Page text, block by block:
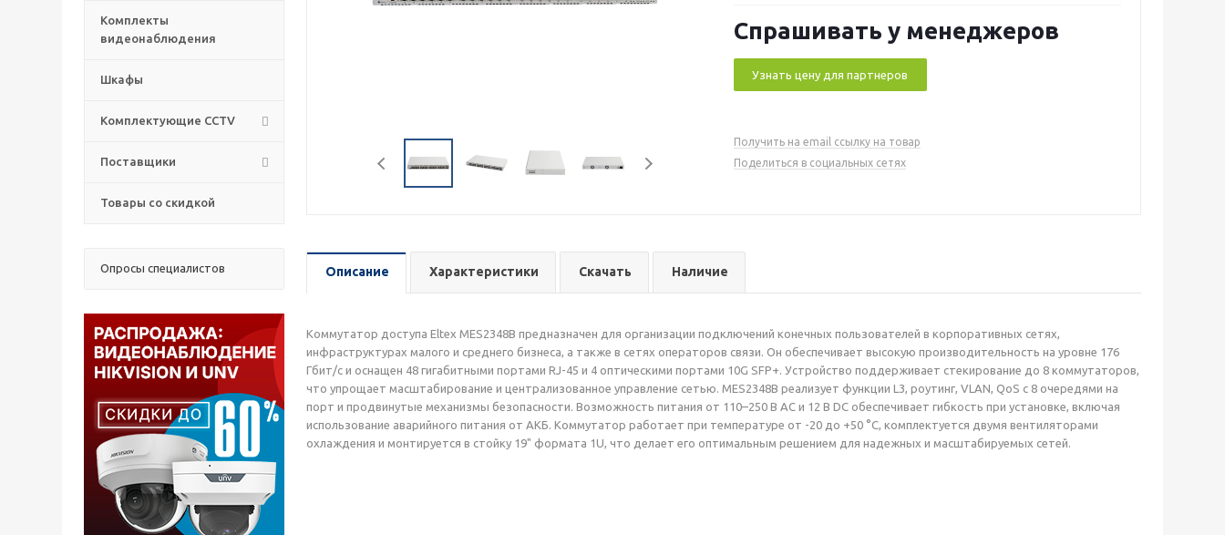
Комплекты
видеонаблюдения
Шкафы
Комплектующие CCTV
Поставщики
Товары со скидкой
Опросы специалистов
Спрашивать у менеджеров
Узнать цену для партнеров
Получить на email ссылку на товар
Поделиться в социальных сетях
Описание Характеристики Скачать Наличие
Коммутатор доступа Eltex MES2348B предназначен для организации подключений конечных пользователей в корпоративных сетях,
инфраструктурах малого и среднего бизнеса, а также в сетях операторов связи. Он обеспечивает высокую производительность на уровне 176
Гбит/с и оснащен 48 гигабитными портами RJ-45 и 4 оптическими портами 10G SFP+. Устройство поддерживает стекирование до 8 коммутаторов,
что упрощает масштабирование и централизованное управление сетью. MES2348B реализует функции L3, роутинг, VLAN, QoS с 8 очередями на
порт и продвинутые механизмы безопасности. Возможность питания от 110–250 В AC и 12 В DC обеспечивает гибкость при установке, включая
использование аварийного питания от АКБ. Коммутатор работает при температуре от -20 до +50 °C, комплектуется двумя вентиляторами
охлаждения и монтируется в стойку 19" формата 1U, что делает его оптимальным решением для надежных и масштабируемых сетей.